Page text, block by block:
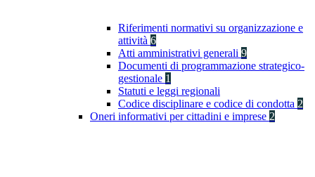
Riferimenti normativi su organizzazione e
attività 6
Atti amministrativi generali 9
Documenti di programmazione strategico-
gestionale 1
Statuti e leggi regionali
Codice disciplinare e codice di condotta 2
Oneri informativi per cittadini e imprese 2